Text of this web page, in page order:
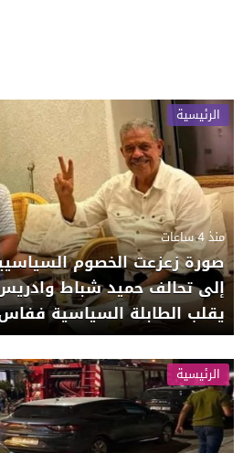
الرئيسية
منذ 4 ساعات
صورة زعزعت الخصوم
إلى تحالف حميد شباط
يقلب الطابلة السياسية
الرئيسية